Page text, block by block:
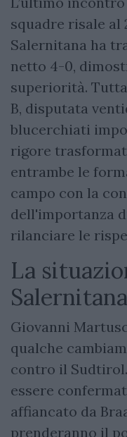
squadre risale al
Salernitana ha
netto 4-0,
superiorità.
B, disputata
blucerchiati
rigore
entrambe le
campo con la
dell'importanza
rilanciare le
La
Salernitana
Giovanni
qualche
contro il
essere
affiancato da
prenderanno il